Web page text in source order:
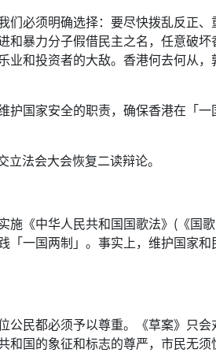
必须明确选择：要尽快拨乱反正
暴力分子假借民主之名，任意破坏
和投资者的大敌。香港何去何从
护国家安全的职责，确保香港在「
法会大会恢复二读辩论。
《中华人民共和国国歌法》(《国
一国两制」。事实上，维护国家
民都必须予以尊重。《草案》只
国的象征和标志的尊严，市民无须